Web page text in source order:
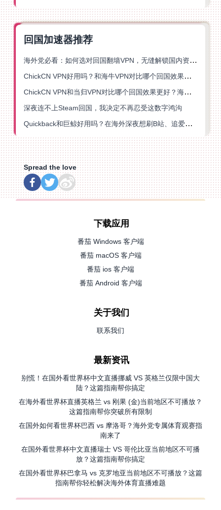
回国加速器推荐
海外党必看：如何选对回国翻墙VPN，无缝解锁国内资源？
ChickCN VPN好用吗？和海牛VPN对比哪个回国效果更好？
ChickCN VPN和当归VPN对比哪个回国效果更好？海外党亲测后选了它
深夜连不上Steam回国，我决定不再忍受这数字鸿沟
Quickback和巨鲸好用吗？在海外深夜想刷B站、追爱奇艺的你，或许正需要这份答案
Spread the love
下载应用
番茄 Windows 客户端
番茄 macOS 客户端
番茄 ios 客户端
番茄 Android 客户端
关于我们
联系我们
最新资讯
别慌！在国外看世界杯中文直播挪威 VS 英格兰仅限中国大
陆？这篇指南帮你搞定
在海外看世界杯直播英格兰 vs 刚果 (金)当前地区不可播放？
这篇指南帮你突破所有限制
在国外如何看世界杯巴西 vs 摩洛哥？海外党专属体育观赛指
南来了
在国外看世界杯中文直播瑞士 VS 哥伦比亚当前地区不可播
放？这篇指南帮你搞定
在国外看世界杯巴拿马 vs 克罗地亚当前地区不可播放？这篇
指南帮你轻松解决海外体育直播难题